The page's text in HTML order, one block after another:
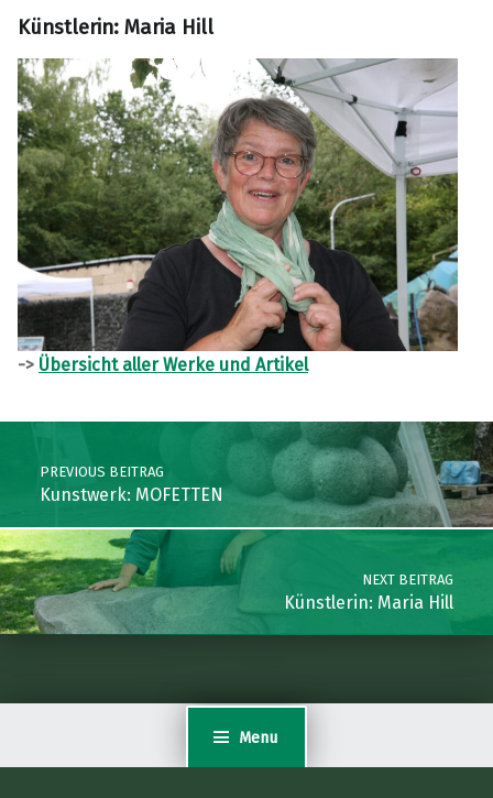
Menu
Künstlerin: Maria Hill
-> Übersicht aller Werke und Artikel
Post navigation
PREVIOUS BEITRAG
Kunstwerk: MOFETTEN
NEXT BEITRAG
Künstlerin: Maria Hill